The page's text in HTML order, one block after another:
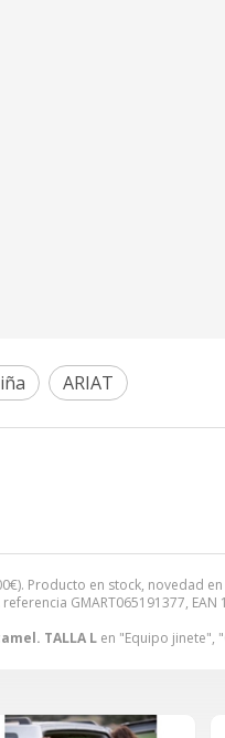
€). Producto en stock, novedad
referencia GMART065191377,
TALLA L en "Equipo jinete",
ARIAT